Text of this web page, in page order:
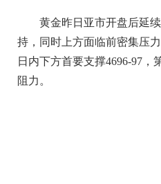
黄金昨日亚市开盘后延
持，同时上方面临前密集压
日内下方首要支撑4696-97，
阻力。